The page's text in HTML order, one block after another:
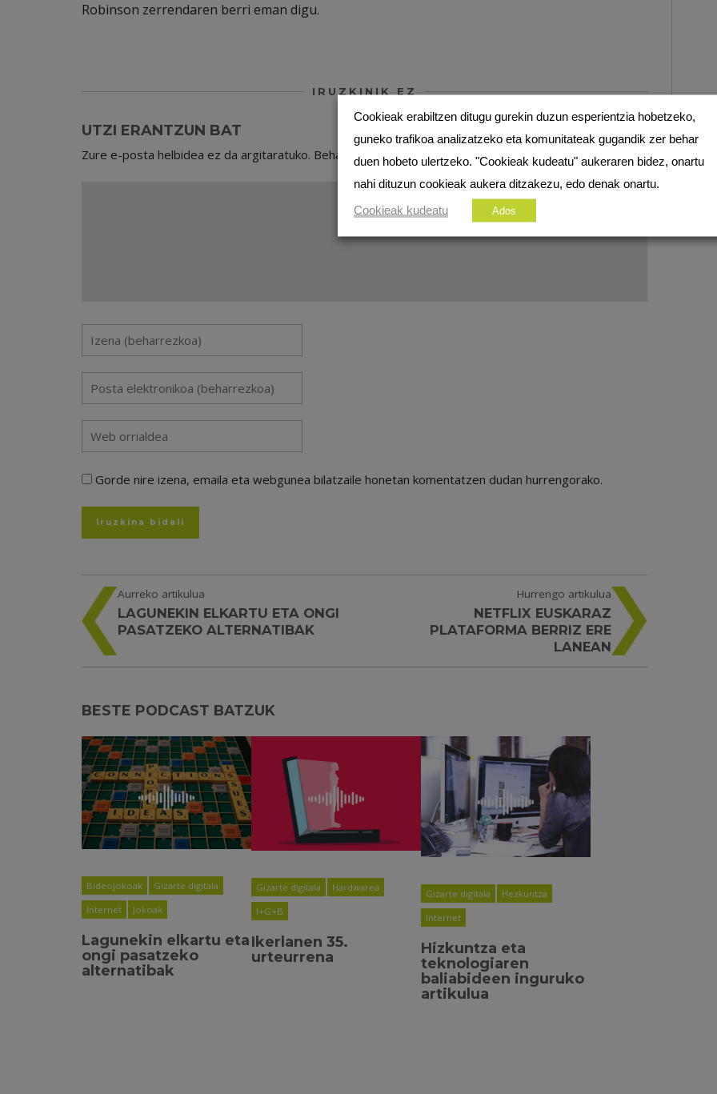
Robinson zerrendaren berri eman digu.
IRUZKINIK EZ
UTZI ERANTZUN BAT
Zure e-posta helbidea ez da argitaratuko. Beharrezko eremuak markatuta daude
Gorde nire izena, emaila eta webgunea bilatzaile honetan komentatzen dudan hurrengorako.
Aurreko artikulua
LAGUNEKIN ELKARTU ETA ONGI
PASATZEKO ALTERNATIBAK
Hurrengo artikulua
NETFLIX EUSKARAZ
PLATAFORMA BERRIZ ERE
LANEAN
BESTE PODCAST BATZUK
Bideojokoak
Gizarte digitala
Internet
Jokoak
Lagunekin elkartu eta
ongi pasatzeko
alternatibak
Gizarte digitala
Hardwarea
I+G+B
Ikerlanen 35.
urteurrena
Gizarte digitala
Hezkuntza
Internet
Hizkuntza eta
teknologiaren
baliabideen inguruko
artikulua
Cookieak erabiltzen ditugu gurekin duzun esperientzia hobetzeko,
guneko trafikoa analizatzeko eta komunitateak gugandik zer behar
duen hobeto ulertzeko. "Cookieak kudeatu" aukeraren bidez, onartu
nahi dituzun cookieak aukera ditzakezu, edo denak onartu.
Cookieak kudeatu Ados